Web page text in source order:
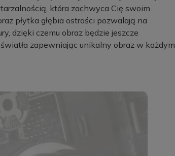
która zachwyca Cię swoim
płytka głębia ostrości pozwalają na
dzięki czemu obraz będzie jeszcze
zapewniając unikalny obraz w każdym